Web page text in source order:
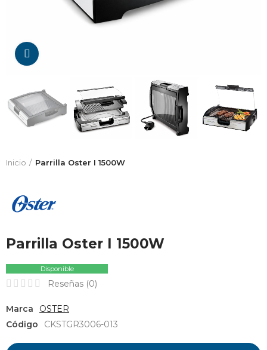
Inicio Parrilla Oster I 1500W
Parrilla Oster I 1500W
Disponible
Reseñas (0)
Marca
OSTER
Código
CKSTGR3006-013